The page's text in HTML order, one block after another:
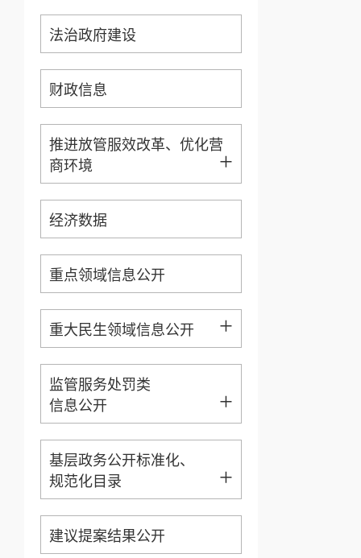
法治政府建设
财政信息
推进放管服效改革、优化营
商环境
+
经济数据
重点领域信息公开
重大民生领域信息公开 +
监管服务处罚类
信息公开
+
基层政务公开标准化、
规范化目录
+
建议提案结果公开